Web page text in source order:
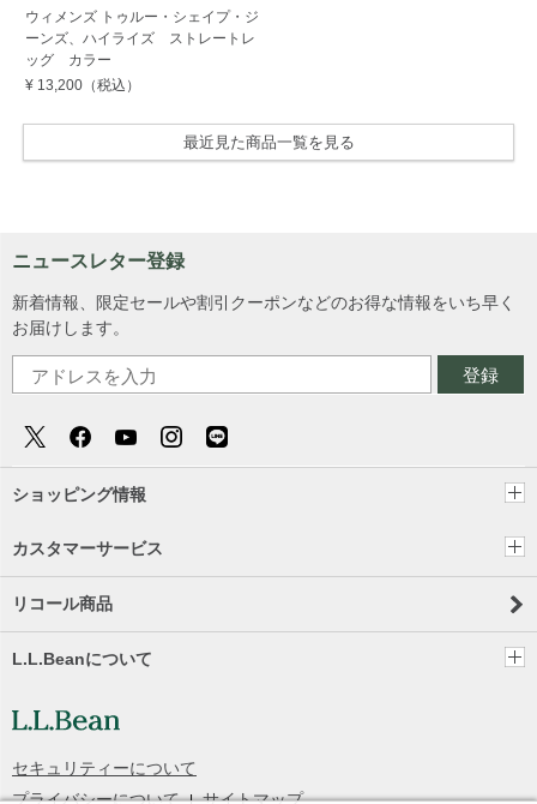
ウィメンズ トゥルー・シェイプ・ジ
ーンズ、ハイライズ ストレートレ
ッグ カラー
¥ 13,200（税込）
最近見た商品一覧を見る
ニュースレター登録
新着情報、限定セールや割引クーポンなどのお得な情報をいち早く
お届けします。
登録
ショッピング情報
カスタマーサービス
リコール商品
L.L.Beanについて
セキュリティーについて
プライバシーについて
サイトマップ